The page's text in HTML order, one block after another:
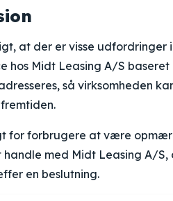
at der er visse udfordringer
hos Midt Leasing A/S
så virksomheden
for forbrugere at være
med Midt Leasing A/
en beslutning.